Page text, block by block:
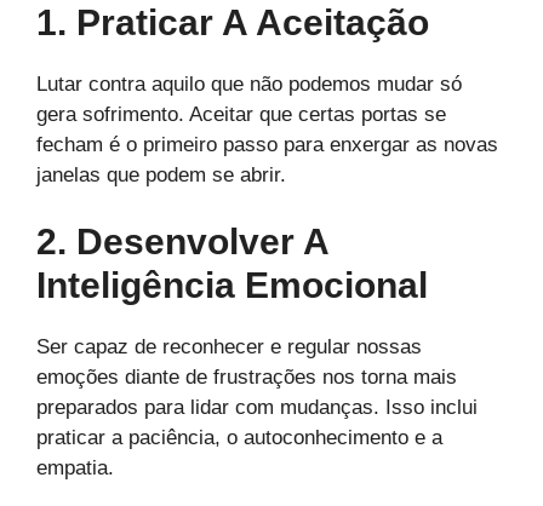
1. Praticar A Aceitação
Lutar contra aquilo que não podemos mudar só
gera sofrimento. Aceitar que certas portas se
fecham é o primeiro passo para enxergar as novas
janelas que podem se abrir.
2. Desenvolver A
Inteligência Emocional
Ser capaz de reconhecer e regular nossas
emoções diante de frustrações nos torna mais
preparados para lidar com mudanças. Isso inclui
praticar a paciência, o autoconhecimento e a
empatia.